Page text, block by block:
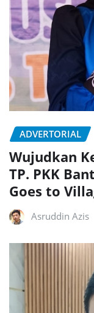
ADVERTORIAL
Wujudkan
TP. PKK
Goes to
Asruddin Azis